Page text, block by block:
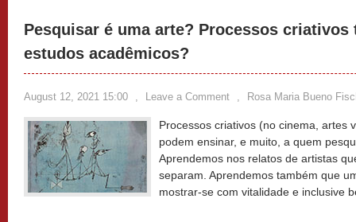
Pesquisar é uma arte? Processos criativos
estudos acadêmicos?
August 12, 2021 15:00 , Leave a Comment , Rosa Maria Bueno
Processos criativos (no cinema, artes
podem ensinar, e muito, a quem
Aprendemos nos relatos de artistas
separam. Aprendemos também que
mostrar-se com vitalidade e inclusive